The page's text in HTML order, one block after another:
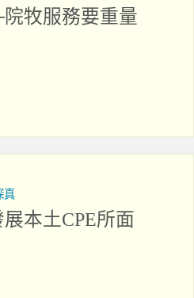
牧服務要重量
真
本土CPE所面